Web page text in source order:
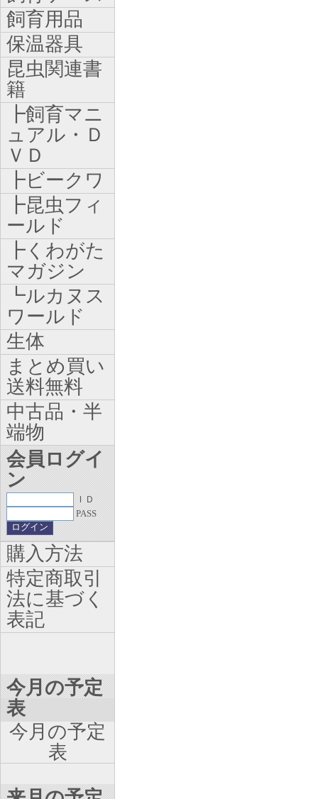
飼育用品
保温器具
昆虫関連書
籍
┣飼育マニ
ュアル・Ｄ
ＶＤ
┣ビークワ
┣昆虫フィ
ールド
┣くわがた
マガジン
┗ルカヌス
ワールド
生体
まとめ買い
送料無料
中古品・半
端物
会員ログイ
ン
ＩＤ
PASS
購入方法
特定商取引
法に基づく
表記
今月の予定
表
今月の予定
表